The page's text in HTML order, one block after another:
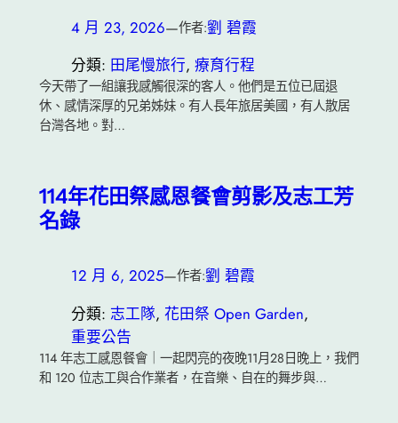
4 月 23, 2026—作者:劉 碧霞
分類: 田尾慢旅行, 療育行程
今天帶了一組讓我感觸很深的客人。他們是五位已屆退
休、感情深厚的兄弟姊妹。有人長年旅居美國，有人散居
台灣各地。對…
114年花田祭感恩餐會剪影及志工芳
名錄
12 月 6, 2025—作者:劉 碧霞
分類: 志工隊, 花田祭 Open Garden
重要公告
114 年志工感恩餐會｜一起閃亮的夜晚11月28日晚上，我們
和 120 位志工與合作業者，在音樂、自在的舞步與…